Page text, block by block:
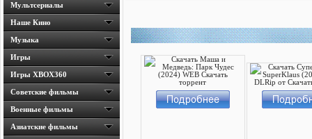
Мультсериалы
Наше Кино
Музыка
Игры
Игры ХВОХ360
Cоветские фильмы
Военные фильмы
Азиатские фильмы